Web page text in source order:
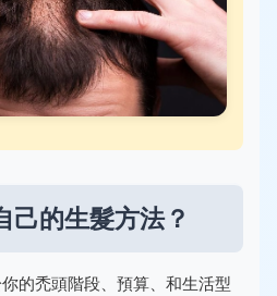
己的生髮方法？
的禿頭階段、預算、和生活型